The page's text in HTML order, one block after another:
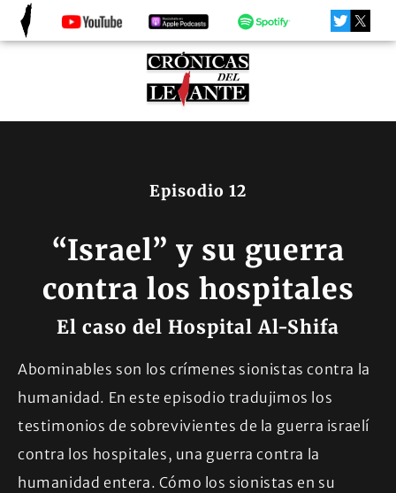
Episodio 12
“Israel” y su guerra
contra los hospitales
El caso del Hospital Al-Shifa
Abominables son los crímenes sionistas contra la
humanidad. En este episodio tradujimos los
testimonios de sobrevivientes de la guerra israelí
contra los hospitales, una guerra contra la
humanidad entera. Cómo los sionistas en su